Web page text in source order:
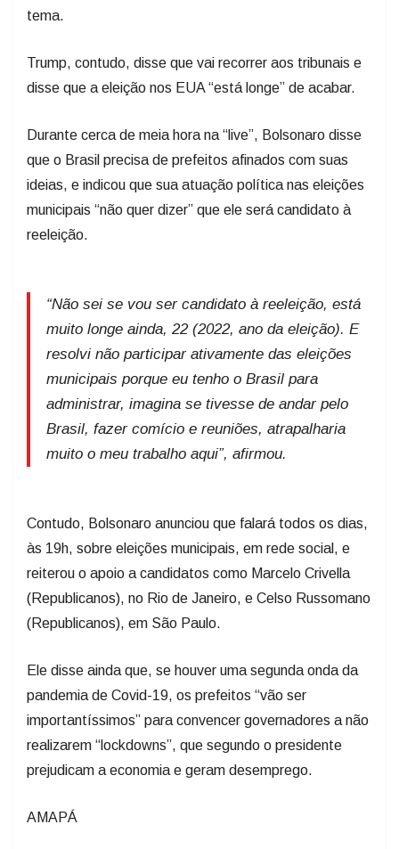
tema.
Trump, contudo, disse que vai recorrer aos tribunais e
disse que a eleição nos EUA “está longe” de acabar.
Durante cerca de meia hora na “live”, Bolsonaro disse
que o Brasil precisa de prefeitos afinados com suas
ideias, e indicou que sua atuação política nas eleições
municipais “não quer dizer” que ele será candidato à
reeleição.
“Não sei se vou ser candidato à reeleição, está
muito longe ainda, 22 (2022, ano da eleição). E
resolvi não participar ativamente das eleições
municipais porque eu tenho o Brasil para
administrar, imagina se tivesse de andar pelo
Brasil, fazer comício e reuniões, atrapalharia
muito o meu trabalho aqui”, afirmou.
Contudo, Bolsonaro anunciou que falará todos os dias,
às 19h, sobre eleições municipais, em rede social, e
reiterou o apoio a candidatos como Marcelo Crivella
(Republicanos), no Rio de Janeiro, e Celso Russomano
(Republicanos), em São Paulo.
Ele disse ainda que, se houver uma segunda onda da
pandemia de Covid-19, os prefeitos “vão ser
importantíssimos” para convencer governadores a não
realizarem “lockdowns”, que segundo o presidente
prejudicam a economia e geram desemprego.
AMAPÁ